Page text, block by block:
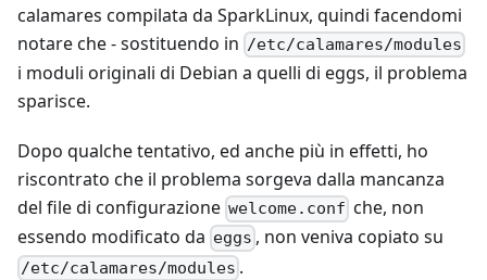
calamares compilata da SparkLinux, quindi facendomi
notare che - sostituendo in /etc/calamares/modules
i moduli originali di Debian a quelli di eggs, il problema
sparisce.
Dopo qualche tentativo, ed anche più in effetti, ho
riscontrato che il problema sorgeva dalla mancanza
del file di configurazione welcome.conf che, non
essendo modificato da eggs , non veniva copiato su
/etc/calamares/modules .